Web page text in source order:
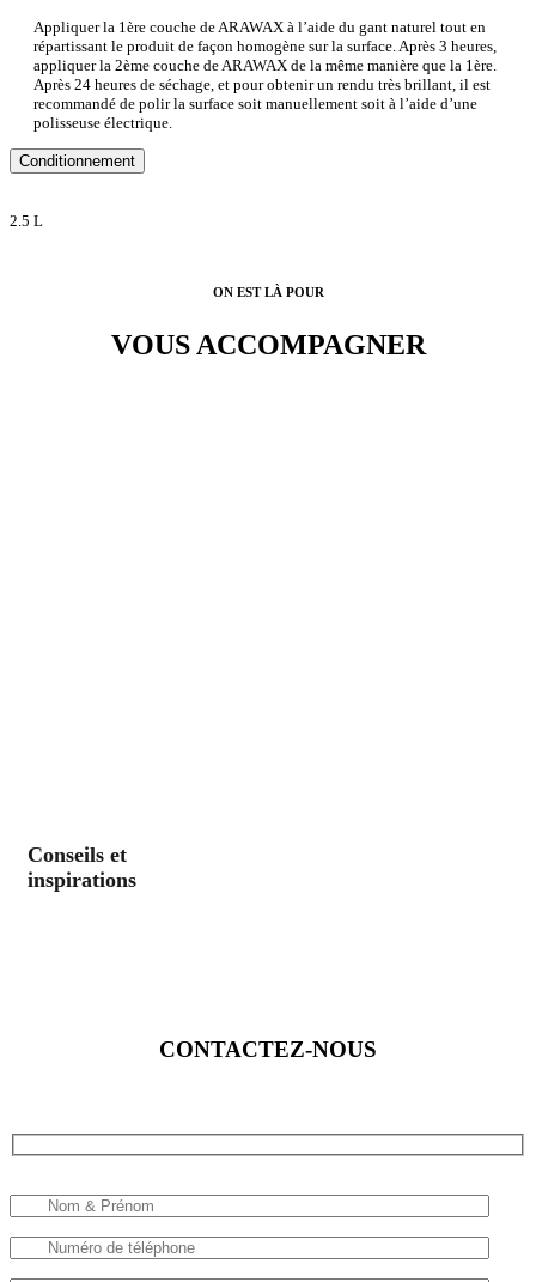
Appliquer la 1ère couche de ARAWAX à l’aide du gant naturel tout en
répartissant le produit de façon homogène sur la surface. Après 3 heures,
appliquer la 2ème couche de ARAWAX de la même manière que la 1ère.
Après 24 heures de séchage, et pour obtenir un rendu très brillant, il est
recommandé de polir la surface soit manuellement soit à l’aide d’une
polisseuse électrique.
Conditionnement
2.5 L
ON EST LÀ POUR
VOUS ACCOMPAGNER
Conseils et
inspirations
CONTACTEZ-NOUS